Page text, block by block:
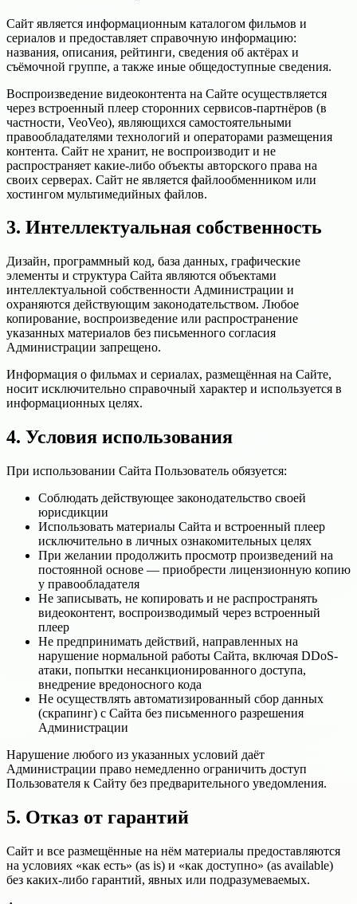
Сайт является информационным каталогом фильмов и
сериалов и предоставляет справочную информацию:
названия, описания, рейтинги, сведения об актёрах и
съёмочной группе, а также иные общедоступные сведения.
Воспроизведение видеоконтента на Сайте осуществляется
через встроенный плеер сторонних сервисов-партнёров (в
частности, VeoVeo), являющихся самостоятельными
правообладателями технологий и операторами размещения
контента. Сайт не хранит, не воспроизводит и не
распространяет какие-либо объекты авторского права на
своих серверах. Сайт не является файлообменником или
хостингом мультимедийных файлов.
3. Интеллектуальная собственность
Дизайн, программный код, база данных, графические
элементы и структура Сайта являются объектами
интеллектуальной собственности Администрации и
охраняются действующим законодательством. Любое
копирование, воспроизведение или распространение
указанных материалов без письменного согласия
Администрации запрещено.
Информация о фильмах и сериалах, размещённая на Сайте,
носит исключительно справочный характер и используется в
информационных целях.
4. Условия использования
При использовании Сайта Пользователь обязуется:
Соблюдать действующее законодательство своей
юрисдикции
Использовать материалы Сайта и встроенный плеер
исключительно в личных ознакомительных целях
При желании продолжить просмотр произведений на
постоянной основе — приобрести лицензионную копию
у правообладателя
Не записывать, не копировать и не распространять
видеоконтент, воспроизводимый через встроенный
плеер
Не предпринимать действий, направленных на
нарушение нормальной работы Сайта, включая DDoS-
атаки, попытки несанкционированного доступа,
внедрение вредоносного кода
Не осуществлять автоматизированный сбор данных
(скрапинг) с Сайта без письменного разрешения
Администрации
Нарушение любого из указанных условий даёт
Администрации право немедленно ограничить доступ
Пользователя к Сайту без предварительного уведомления.
5. Отказ от гарантий
Сайт и все размещённые на нём материалы предоставляются
на условиях «как есть» (as is) и «как доступно» (as available)
без каких-либо гарантий, явных или подразумеваемых.